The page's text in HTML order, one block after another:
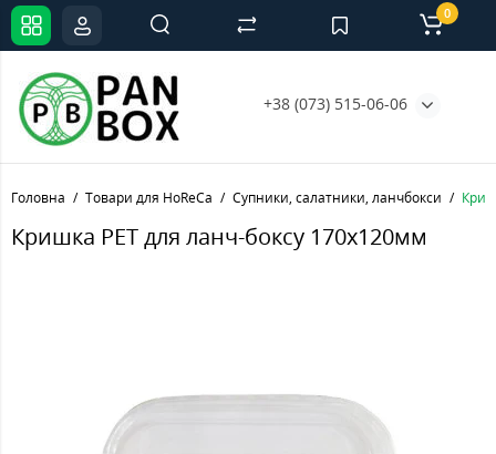
+38 (073) 515-06-06
0
Головна Товари для HoReCa Супники, салатники, ланчбокси
Кришка РЕТ для ланч-боксу 170х120мм